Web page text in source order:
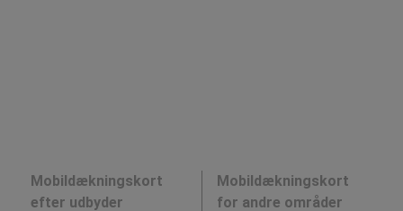
Mobildækningskort
efter udbyder
Mobildækningskort
for andre områder